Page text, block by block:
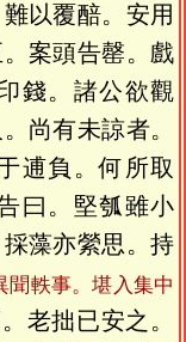
以覆醅。安用
案頭告罄。戲
錢。諸公欲觀
尚有未諒者。
逋負。何所取
曰。堅瓠雖小
藻亦縈思。持
聞軼事。堪入集中
老拙已安之。